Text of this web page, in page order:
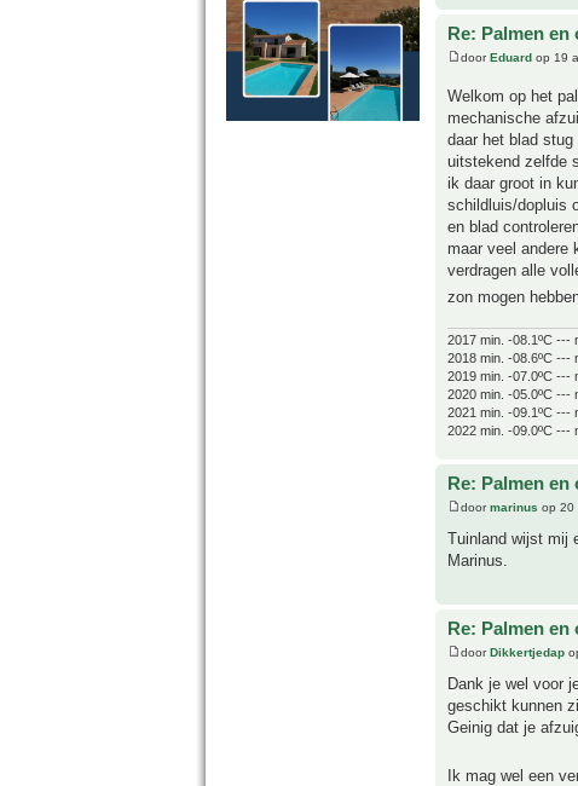
Re: Palmen
doorEduard op 19
Welkom op het
mechanische
daar het blad
uitstekend zelfde
ik daar groot in
schildluis/dopluis
en blad
maar veel andere
verdragen alle
zon mogen
2017 min. -08.1ºC ---
2018 min. -08.6ºC ---
2019 min. -07.0ºC ---
2020 min. -05.0ºC ---
2021 min. -09.1ºC ---
2022 min. -09.0ºC ---
Re: Palmen
doormarinus op 20
Tuinland wijst mij
Marinus.
Re: Palmen
doorDikkertjedap
Dank je wel voor
geschikt kunnen
Geinig dat je
Ik mag wel een